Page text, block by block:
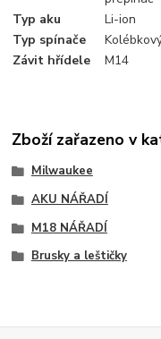
Typ aku
Li-ion
Typ spínače
Závit hřídele
M14
Zboží zařazeno v
Milwaukee
AKU NÁŘADÍ
M18 NÁŘADÍ
Brusky a leštičky